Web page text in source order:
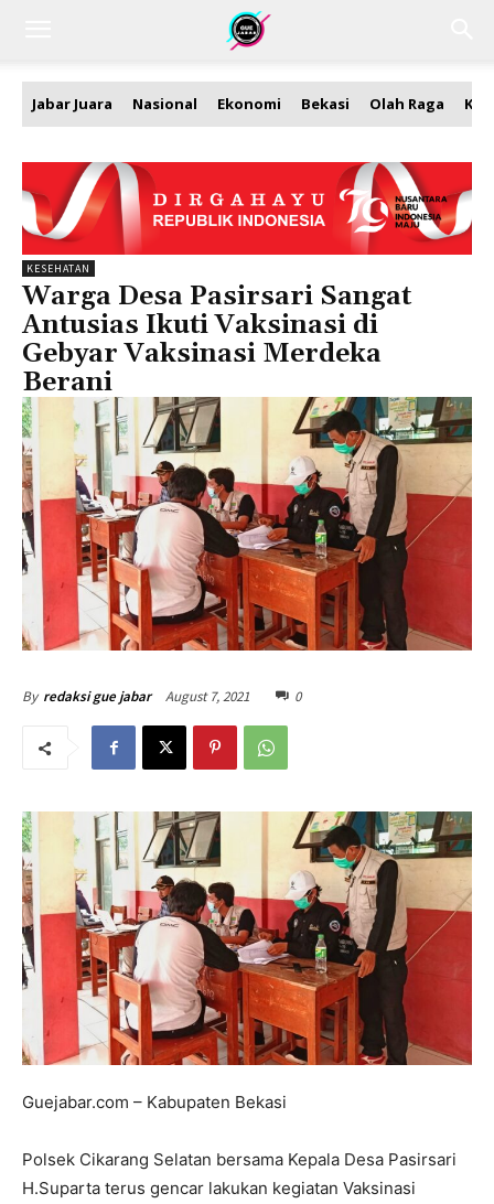
Jabar Juara Nasional Ekonomi Bekasi Olah Raga
KESEHATAN
Warga Desa Pasirsari Sangat
Antusias Ikuti Vaksinasi di
Gebyar Vaksinasi Merdeka
Berani
By redaksi gue jabar August 7, 2021 0
Guejabar.com – Kabupaten Bekasi
Polsek Cikarang Selatan bersama Kepala Desa Pasirsari
H.Suparta terus gencar lakukan kegiatan Vaksinasi